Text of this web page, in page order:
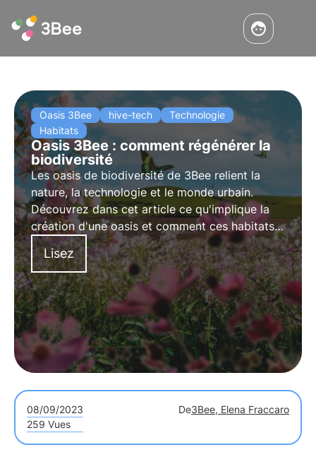
Oasis 3Bee hive-tech
Technologie
Habitats
Oasis 3Bee : comment régénérer la
biodiversité
Les oasis de biodiversité de 3Bee relient la
nature, la technologie et le monde urbain.
Découvrez dans cet article ce qu'implique la
création d'une oasis et comment ces habitats
urbains et agroforestiers contribuent à la
régénération de la biodiversité.
Lisez
08/09/2023 De3Bee, Elena Fraccaro
259 Vues